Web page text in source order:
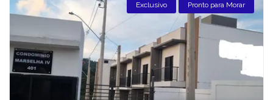
Exclusivo Pronto para Morar